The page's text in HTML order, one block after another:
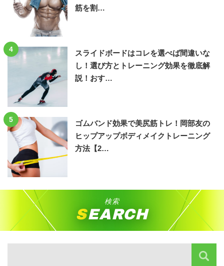
筋を割…
4
スライドボードはコレを選べば間違いな
し！選び方とトレーニング効果を徹底解
説！おす…
5
ゴムバンド効果で美尻筋トレ！岡部友の
ヒップアップボディメイクトレーニング
方法【2…
検索
SEARCH